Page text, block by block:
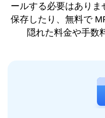
ールする必要はあり
保存したり、無料で
隠れた料金や手数